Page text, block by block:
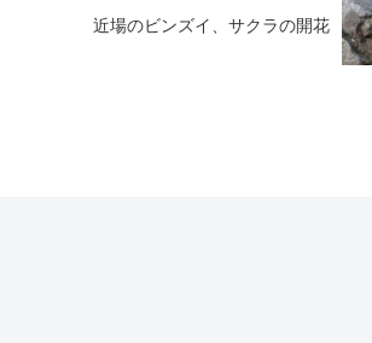
近場のビンズイ、サクラの開花